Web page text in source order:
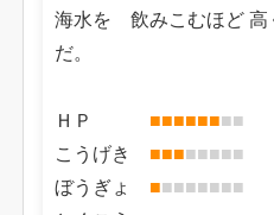
海水を 飲みこむほど
だ。
ＨＰ ■■■■■■■■
こうげき ■■■■■■■■
ぼうぎょ ■■■■■■■■